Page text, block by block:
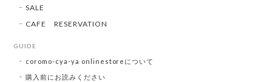
SALE
CAFE RESERVATION
GUIDE
coromo-cya-ya onlinestoreについて
購入前にお読みください